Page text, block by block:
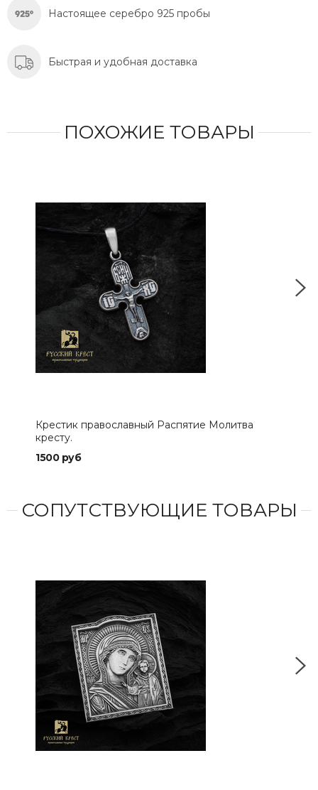
Настоящее серебро 925 пробы
Быстрая и удобная доставка
ПОХОЖИЕ ТОВАРЫ
Крестик православный Распятие Молитва
кресту.
1500 руб
СОПУТСТВУЮЩИЕ ТОВАРЫ